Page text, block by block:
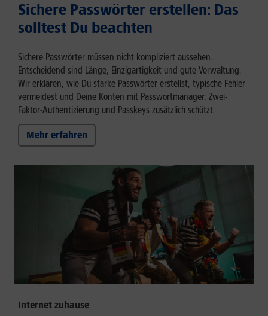
Sichere Passwörter erstellen: Das
solltest Du beachten
Sichere Passwörter müssen nicht kompliziert aussehen.
Entscheidend sind Länge, Einzigartigkeit und gute Verwaltung.
Wir erklären, wie Du starke Passwörter erstellst, typische Fehler
vermeidest und Deine Konten mit Passwortmanager, Zwei-
Faktor-Authentizierung und Passkeys zusätzlich schützt.
Mehr erfahren
Internet zuhause